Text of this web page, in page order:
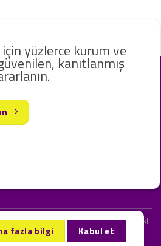
için yüzlerce kurum ve
kanıtlanmış
ve sizinle kurduğumuz iletişimlerdeki
fazla bilgi Kabul et